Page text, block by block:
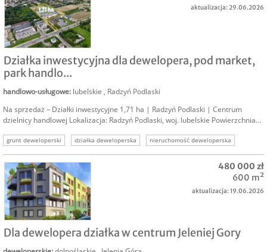
działka zabudowa jednorodzinna
Działka inwestycyjna dla dewelopera, pod market,
park handlo...
handlowo-usługowe: lubelskie , Radzyń Podlaski
Na sprzedaż – Działki inwestycyjne 1,71 ha | Radzyń Podlaski | Centrum
dzielnicy handlowej Lokalizacja: Radzyń Podlaski, woj. lubelskie Powierzchnia...
grunt deweloperski działka deweloperska
nieruchomość deweloperska
nieruchomość pod market
grunt pod osiedle
grunt pod par
działka inwestycyjna
aktualizacja: 29.06.2026
Dla dewelopera działka w centrum Jeleniej Gory
480 000 zł
600 m²
aktualizacja: 19.06.2026